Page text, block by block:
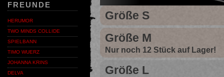
FREUNDE
HERUMOR
TWO MINDS COLLIDE
SPIELBANN
TIMO WUERZ
JOHANNA KRINS
DELVA
Größe S
Größe M
Nur noch 12 Stück auf Lager!
Größe L